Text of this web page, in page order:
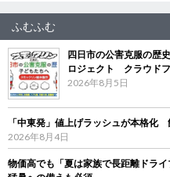
ふむふむ
四日市の公害克服の歴
ロジェクト クラウド
2026年8月5日
「中東発」値上げラッシュが本格化
2026年8月4日
物価高でも「夏は家族で長距離ドラ